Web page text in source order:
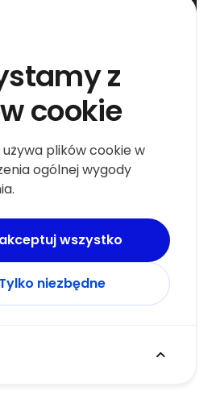
z
cookie
plików cookie w
ogólnej wygody
wszystko
Tylko niezbędne